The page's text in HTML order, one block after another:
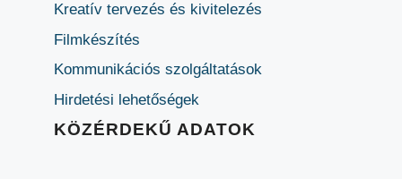
Kreatív tervezés és kivitelezés
Filmkészítés
Kommunikációs szolgáltatások
Hirdetési lehetőségek
KÖZÉRDEKŰ ADATOK